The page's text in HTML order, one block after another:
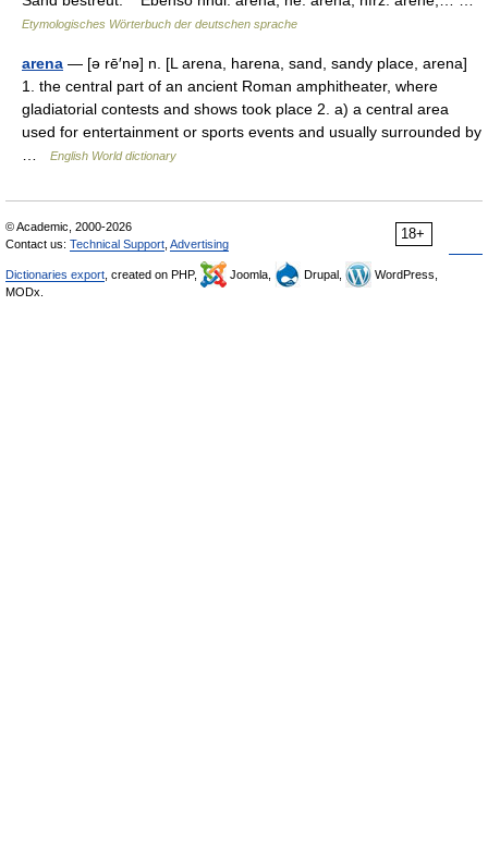
Etymologisches Wörterbuch der deutschen sprache
arena — [ə rē′nə] n. [L arena, harena, sand, sandy place, arena]
1. the central part of an ancient Roman amphitheater, where
gladiatorial contests and shows took place 2. a) a central area
used for entertainment or sports events and usually surrounded by
English World dictionary
18+
© Academic, 2000-2026
Contact us: Technical Support Advertising
Dictionaries export , created on PHP, Joomla, Drupal,
WordPress,
MODx.